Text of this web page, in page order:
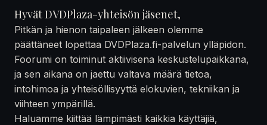
Hyvät DVDPlaza-yhteisön jäsenet,
Pitkän ja hienon taipaleen jälkeen olemme
päättäneet lopettaa DVDPlaza.fi-palvelun ylläpidon.
Foorumi on toiminut aktiivisena keskustelupaikkana,
ja sen aikana on jaettu valtava määrä tietoa,
intohimoa ja yhteisöllisyyttä elokuvien, tekniikan ja
viihteen ympärillä.
Haluamme kiittää lämpimästi kaikkia käyttäjiä,